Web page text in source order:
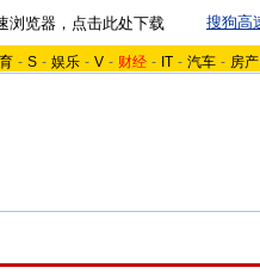
浏览器，点击此处下载 搜狗高
- S - 娱乐 - V - 财经 - IT - 汽车 - 房产